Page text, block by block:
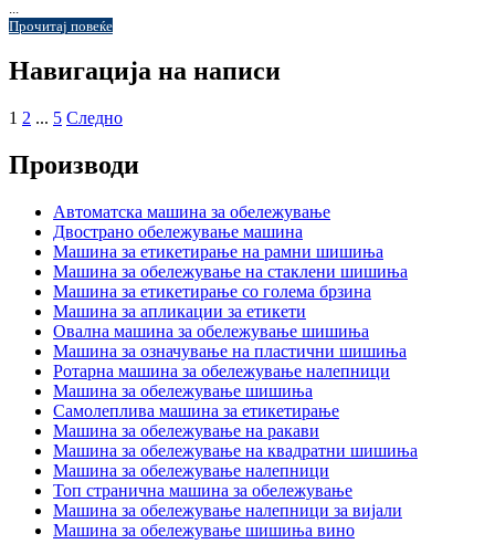
Прочитај повеќе
Навигација на написи
1 2 ... 5 Следно
Производи
Автоматска машина за обележување
Двострано обележување машина
Машина за етикетирање на рамни шишиња
Машина за обележување на стаклени шишиња
Машина за етикетирање со голема брзина
Машина за апликации за етикети
Овална машина за обележување шишиња
Машина за означување на пластични шишиња
Ротарна машина за обележување налепници
Машина за обележување шишиња
Самолеплива машина за етикетирање
Машина за обележување на ракави
Машина за обележување на квадратни шишиња
Машина за обележување налепници
Топ странична машина за обележување
Машина за обележување налепници за вијали
Машина за обележување шишиња вино